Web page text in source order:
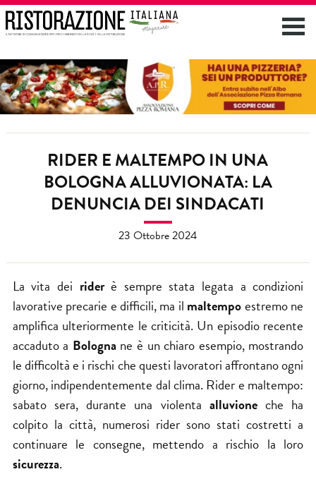
RIDER E MALTEMPO IN UNA
BOLOGNA ALLUVIONATA: LA
DENUNCIA DEI SINDACATI
23 Ottobre 2024
La vita dei riderè sempre stata legata a condizioni
lavorative precarie e difficili, ma il maltempoestremo ne
amplifica ulteriormente le criticità. Un episodio recente
accaduto a Bologna ne è un chiaro esempio, mostrando
le difficoltà e i rischi che questi lavoratori affrontano ogni
giorno, indipendentemente dal clima. Rider e maltempo:
sabato sera, durante una violenta alluvioneche ha
colpito la città, numerosi rider sono stati costretti a
continuare le consegne, mettendo a rischio la loro
sicurezza.